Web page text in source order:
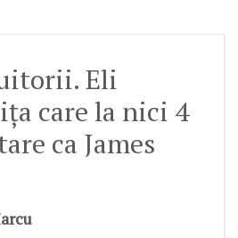
Eli
care la nici 4
ca James